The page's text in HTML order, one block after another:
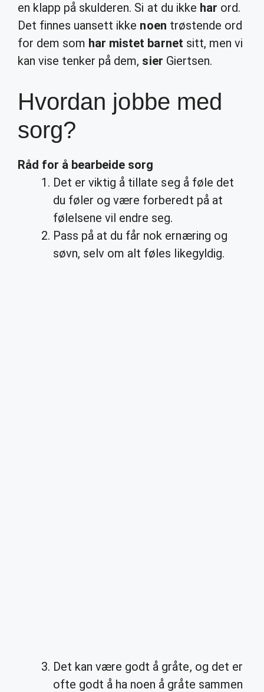
en klapp på skulderen. Si at du ikke har ord.
Det finnes uansett ikke noen trøstende ord
for dem som har mistet barnet sitt, men vi
kan vise tenker på dem, sier Giertsen.
Hvordan jobbe med
sorg?
Råd for å bearbeide sorg
Det er viktig å tillate seg å føle det
du føler og være forberedt på at
følelsene vil endre seg.
Pass på at du får nok ernæring og
søvn, selv om alt føles likegyldig.
Det kan være godt å gråte, og det er
ofte godt å ha noen å gråte sammen